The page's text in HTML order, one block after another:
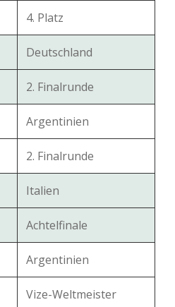
4. Platz
Deutschland
2. Finalrunde
Argentinien
2. Finalrunde
Italien
Achtelfinale
Argentinien
Vize-Weltmeister